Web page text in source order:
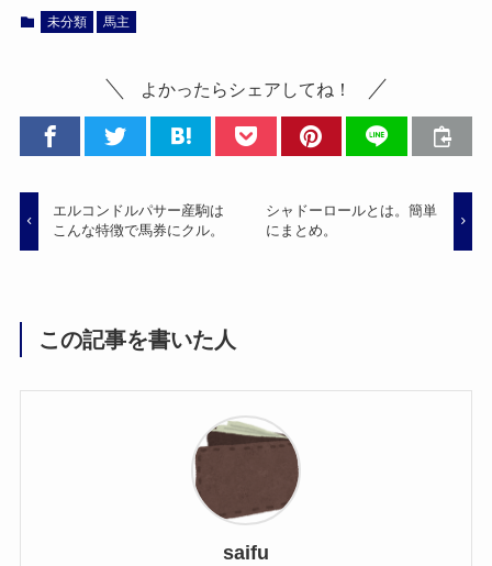
未分類 馬主
よかったらシェアしてね！
エルコンドルパサー産駒は
こんな特徴で馬券にクル。
シャドーロールとは。簡単
にまとめ。
この記事を書いた人
saifu